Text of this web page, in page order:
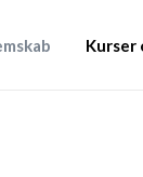
Kurser